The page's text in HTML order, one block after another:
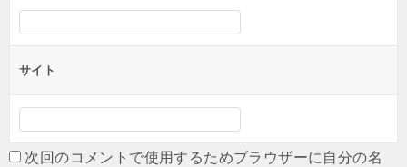
サイト
次回のコメントで使用するためブラウザーに自分の名